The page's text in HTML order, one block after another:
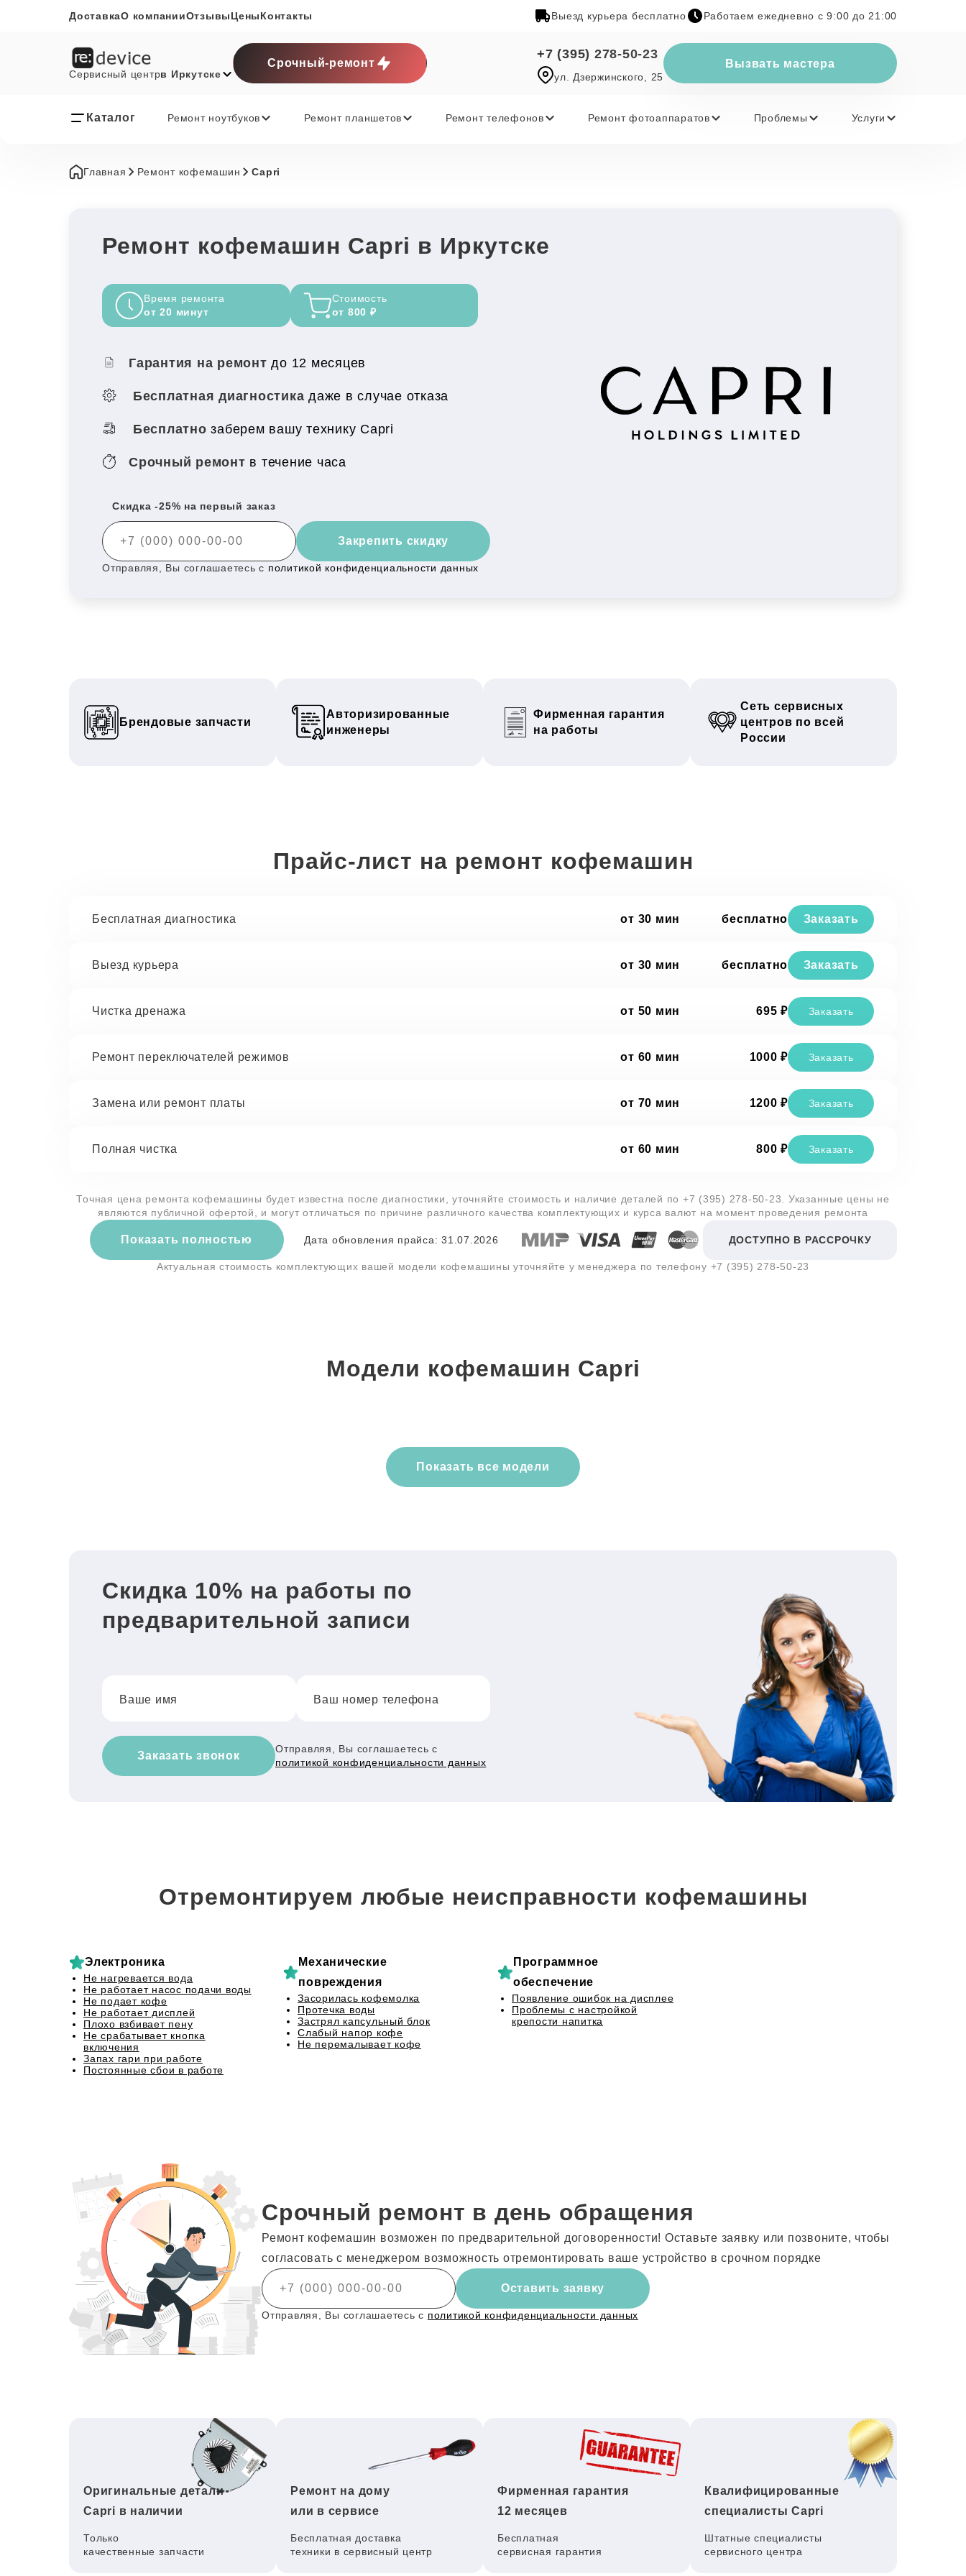
ДоставкаО компанииОтзывыЦеныКонтакты Выезд курьера бесплатно Работаем ежедневно с 9:00 до 21:00
Сервисный центрв Иркутске
Срочный-ремонт
+7 (395) 278-50-23
ул. Дзержинского, 25
Вызвать мастера
Каталог Ремонт ноутбуков Ремонт планшетов Ремонт телефонов Ремонт фотоаппаратов Проблемы Услуги
Главная Ремонт кофемашин Capri
Ремонт кофемашин Capri в Иркутске
Время ремонта
от 20 минут
Стоимость
от 800 ₽
Гарантия на ремонтдо 12 месяцев
Бесплатная диагностика даже в случае отказа
Бесплатно заберем вашу технику Capri
Срочный ремонт в течение часа
Скидка -25% на первый заказ
Закрепить скидку
Отправляя, Вы соглашаетесь с политикой конфиденциальности данных
Брендовые запчасти
Авторизированные
инженеры
Фирменная гарантия
на работы
Сеть сервисных
центров по всей
России
Прайс-лист на ремонт кофемашин
Бесплатная диагностика от 30 мин бесплатно Заказать
Выезд курьера от 30 мин бесплатно Заказать
Чистка дренажа от 50 мин 695 ₽ Заказать
Ремонт переключателей режимов от 60 мин 1000 ₽ Заказать
Замена или ремонт платы от 70 мин 1200 ₽ Заказать
Полная чистка от 60 мин 800 ₽ Заказать
Точная цена ремонта кофемашины будет известна после диагностики, уточняйте стоимость и наличие деталей по +7 (395) 278-50-23 . Указанные цены не
являются публичной офертой, и могут отличаться по причине различного качества комплектующих и курса валют на момент проведения ремонта
Показать полностью Дата обновления прайса: 31.07.2026 ДОСТУПНО В РАССРОЧКУ
Актуальная стоимость комплектующих вашей модели кофемашины уточняйте у менеджера по телефону +7 (395) 278-50-23
Модели кофемашин Capri
Показать все модели
Скидка 10% на работы по
предварительной записи
Ваше имя Ваш номер телефона
Заказать звонок
Отправляя, Вы соглашаетесь с
политикой конфиденциальности данных
Отремонтируем любые неисправности кофемашины
Электроника
Не нагревается вода
Не работает насос подачи воды
Не подает кофе
Не работает дисплей
Плохо взбивает пену
Не срабатывает кнопка
включения
Запах гари при работе
Постоянные сбои в работе
Механические
повреждения
Засорилась кофемолка
Протечка воды
Застрял капсульный блок
Слабый напор кофе
Не перемалывает кофе
Программное
обеспечение
Появление ошибок на дисплее
Проблемы с настройкой
крепости напитка
Срочный ремонт в день обращения
Ремонт кофемашин возможен по предварительной договоренности! Оставьте заявку или позвоните, чтобы
согласовать с менеджером возможность отремонтировать ваше устройство в срочном порядке
Оставить заявку
Отправляя, Вы соглашаетесь с политикой конфиденциальности данных
Оригинальные детали
Capri в наличии
Только
качественные запчасти
Ремонт на дому
или в сервисе
Бесплатная доставка
техники в сервисный центр
Фирменная гарантия
12 месяцев
Бесплатная
сервисная гарантия
Квалифицированные
специалисты Capri
Штатные специалисты
сервисного центра